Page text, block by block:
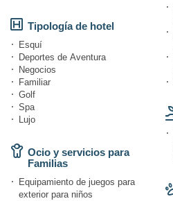
Tipología de hotel
Esquí
Deportes de Aventura
Negocios
Familiar
Golf
Spa
Lujo
Ocio y servicios para
Familias
Equipamiento de juegos para
exterior para niños